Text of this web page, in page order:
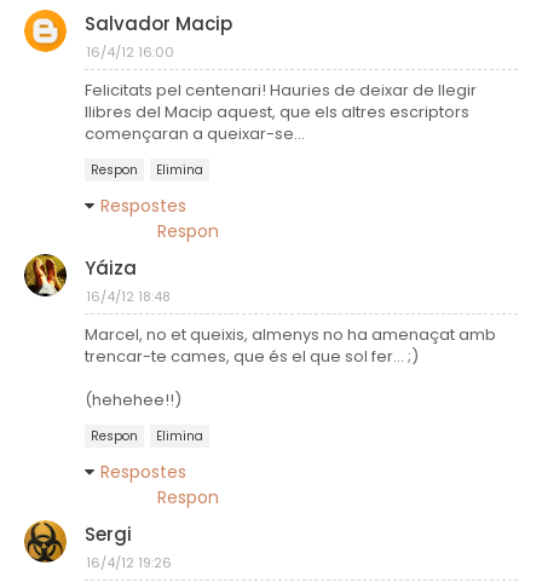
Salvador Macip
16/4/12 16:00
Felicitats pel centenari! Hauries de deixar de llegir
llibres del Macip aquest, que els altres escriptors
començaran a queixar-se...
Respon Elimina
Respostes
Respon
Yáiza
16/4/12 18:48
Marcel, no et queixis, almenys no ha amenaçat amb
trencar-te cames, que és el que sol fer... ;)
(hehehee!!)
Respon Elimina
Respostes
Respon
Sergi
16/4/12 19:26